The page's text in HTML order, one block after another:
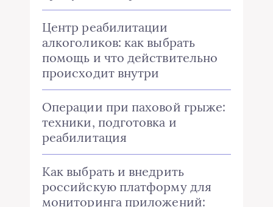
Центр реабилитации
алкоголиков: как выбрать
помощь и что действительно
происходит внутри
Операции при паховой грыже:
техники, подготовка и
реабилитация
Как выбрать и внедрить
российскую платформу для
мониторинга приложений: